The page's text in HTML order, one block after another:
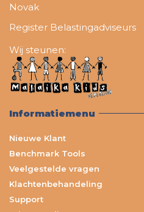
Novak
Register Belastingadviseurs
Wij steunen:
Informatiemenu
Nieuwe Klant
Benchmark Tools
Veelgestelde vragen
Klachtenbehandeling
Support